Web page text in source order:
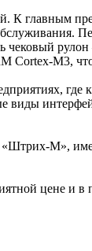
К главным
чековый
Cortex-M3,
М»,
цене и